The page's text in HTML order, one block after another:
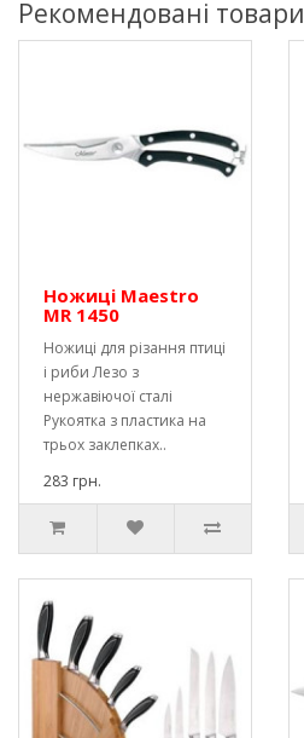
Рекомендовані товари
Ножиці Maestro
MR 1450
Ножиці для різання птиці
і риби Лезо з
нержавіючої сталі
Рукоятка з пластика на
трьох заклепках..
283 грн.